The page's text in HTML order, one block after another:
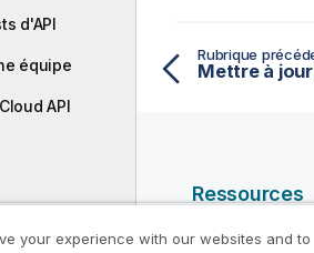
d'API
équipe
API
Cloud
Rubrique
Ressources
your experience with our websites and to